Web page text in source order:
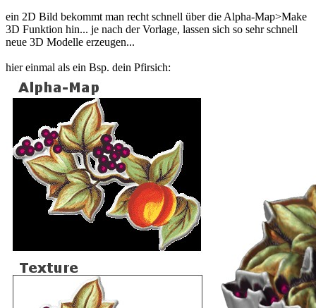
ein 2D Bild bekommt man recht schnell über die Alpha-Map>Make
3D Funktion hin... je nach der Vorlage, lassen sich so sehr schnell
neue 3D Modelle erzeugen...
hier einmal als ein Bsp. dein Pfirsich: